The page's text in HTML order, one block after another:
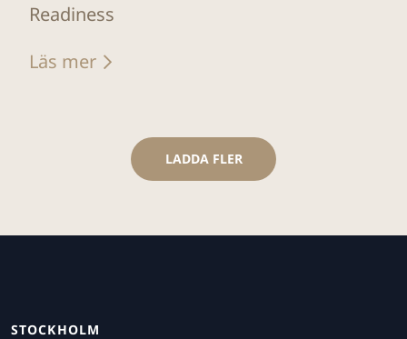
Readiness
Läs mer
LADDA FLER
STOCKHOLM